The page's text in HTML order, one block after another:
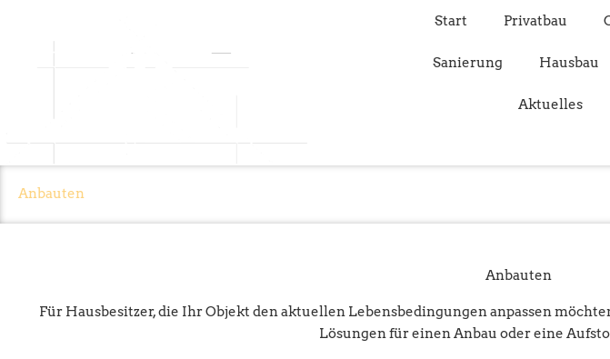
springen
Start Privatbau
Sanierung Hausbau
Aktuelles
Anbauten
Anbauten
Für Hausbesitzer, die Ihr Objekt den aktuellen Lebensbedingungen anpassen
Lösungen für einen Anbau oder eine